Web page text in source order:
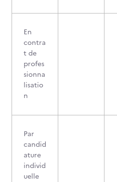
En
contra
t de
profes
sionna
lisatio
n
Par
candid
ature
individ
uelle